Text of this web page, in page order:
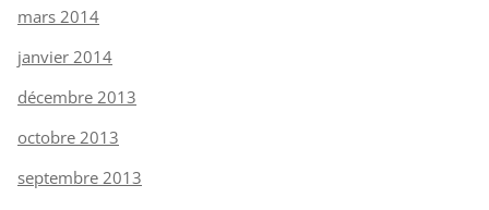
mars 2014
janvier 2014
décembre 2013
octobre 2013
septembre 2013